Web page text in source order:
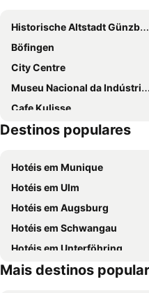
Coffee Fellows Hotel Leipheim Süd
Historische Altstadt Günzburg
Böfingen
City Centre
Museu Nacional da Indústria Têxtil de Augsburg
Cafe Kulisse
Pfeffermühle
Steiff World
Friedrichsau
Atlantis Waterpark
Siebenbrunn
Bahnhofsviertel
Destinos populares
Hotéis em Munique
Hotéis em Ulm
Hotéis em Augsburg
Hotéis em Schwangau
Hotéis em Unterföhring
Mais destinos